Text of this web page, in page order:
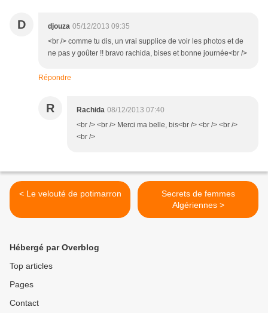
D djouza 05/12/2013 09:35
<br /> comme tu dis, un vrai supplice de voir les photos et de
ne pas y goûter !! bravo rachida, bises et bonne journée<br />
Répondre
R Rachida 08/12/2013 07:40
<br /> <br /> Merci ma belle, bis<br /> <br /> <br />
<br />
< Le velouté de potimarron
Secrets de femmes
Algériennes >
Hébergé par Overblog
Top articles
Pages
Contact